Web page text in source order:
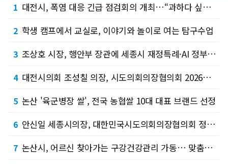
1 대전시, 폭염 대응 긴급 점검회의 개최…“과하다 싶을 정도로 선제 대응”
2 학생 캠프에서 교실로, 이야기와 놀이로 여는 탐구수업
3 조상호 시장, 행안부 장관에 세종시 재정특례·AI 정부 기반 구축 건의
4 대전시의회 조성칠 의장, 시도의회의장협의회 2026년 정기회 참석
5 논산 '육군병장 쌀', 전국 농협쌀 10대 대표 브랜드 선정
6 안신일 세종시의장, 대한민국시도의회의장협의회 정기회 참석
7 논산시, 어르신 찾아가는 구강건강관리 가동… 맞춤형 의료 복지 강화